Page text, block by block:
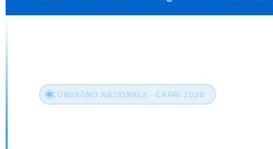
CONVEGNO NAZIONALE · CAPRI 2026